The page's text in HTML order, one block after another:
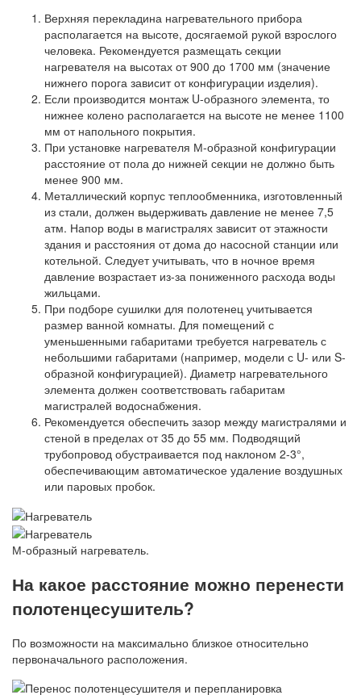
Верхняя перекладина нагревательного прибора
располагается на высоте, досягаемой рукой взрослого
человека. Рекомендуется размещать секции
нагревателя на высотах от 900 до 1700 мм (значение
нижнего порога зависит от конфигурации изделия).
Если производится монтаж U-образного элемента, то
нижнее колено располагается на высоте не менее 1100
мм от напольного покрытия.
При установке нагревателя М-образной конфигурации
расстояние от пола до нижней секции не должно быть
менее 900 мм.
Металлический корпус теплообменника, изготовленный
из стали, должен выдерживать давление не менее 7,5
атм. Напор воды в магистралях зависит от этажности
здания и расстояния от дома до насосной станции или
котельной. Следует учитывать, что в ночное время
давление возрастает из-за пониженного расхода воды
жильцами.
При подборе сушилки для полотенец учитывается
размер ванной комнаты. Для помещений с
уменьшенными габаритами требуется нагреватель с
небольшими габаритами (например, модели с U- или S-
образной конфигурацией). Диаметр нагревательного
элемента должен соответствовать габаритам
магистралей водоснабжения.
Рекомендуется обеспечить зазор между магистралями и
стеной в пределах от 35 до 55 мм. Подводящий
трубопровод обустраивается под наклоном 2-3°,
обеспечивающим автоматическое удаление воздушных
или паровых пробок.
М-образный нагреватель.
На какое расстояние можно перенести
полотенцесушитель?
По возможности на максимально близкое относительно
первоначального расположения.